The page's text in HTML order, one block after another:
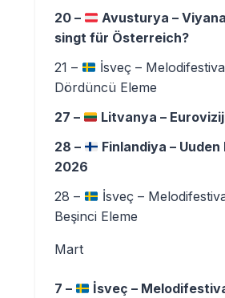
20 –
Avusturya – Viyana
singt für Österreich?
21 –
İsveç –
Dördüncü Eleme
27 –
Litvanya –
28 –
Finlandiya –
2026
28 –
İsveç –
Beşinci Eleme
Mart
7 –
İsveç –